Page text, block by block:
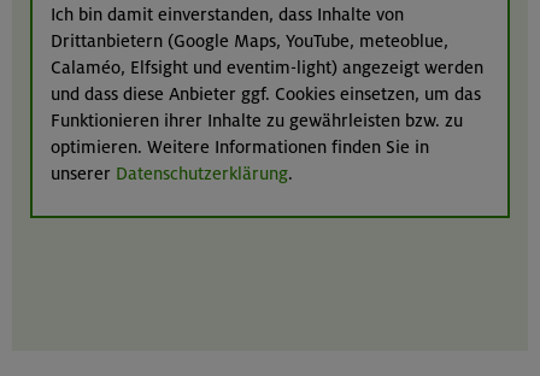
Ich bin damit einverstanden, dass Inhalte von
Drittanbietern (Google Maps, YouTube, meteoblue,
Calaméo, Elfsight und eventim-light) angezeigt werden
und dass diese Anbieter ggf. Cookies einsetzen, um das
Funktionieren ihrer Inhalte zu gewährleisten bzw. zu
optimieren. Weitere Informationen finden Sie in
unserer Datenschutzerklärung.